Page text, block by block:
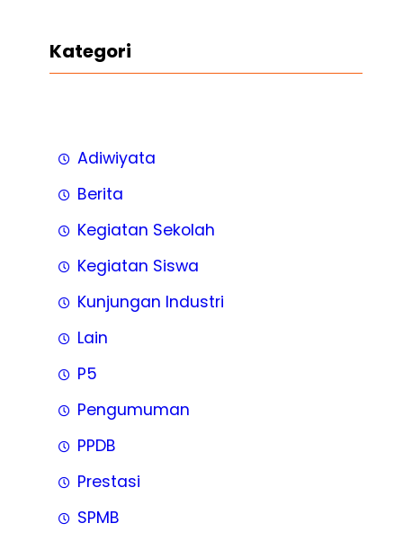
Kategori
Adiwiyata
Berita
Kegiatan Sekolah
Kegiatan Siswa
Kunjungan Industri
Lain
P5
Pengumuman
PPDB
Prestasi
SPMB